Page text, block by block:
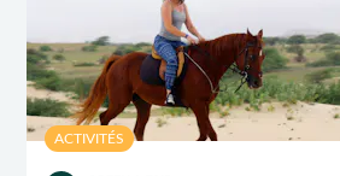
ACTIVITÉS